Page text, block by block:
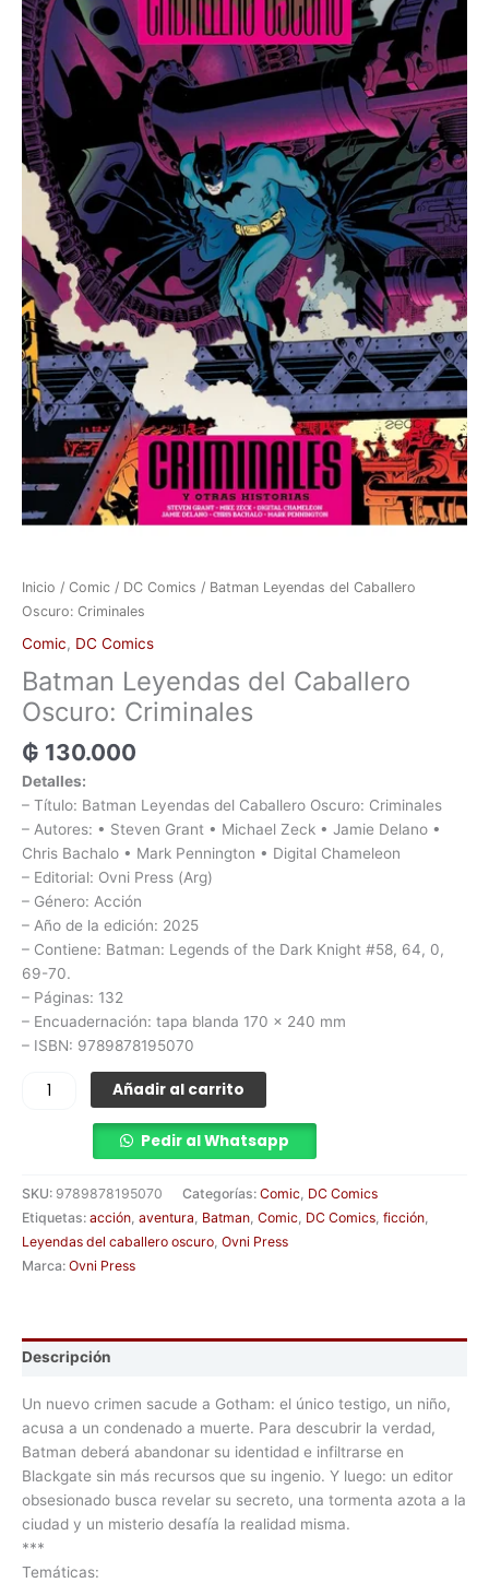
Inicio / Comic / DC Comics / Batman Leyendas del Caballero
Oscuro: Criminales
Comic, DC Comics
Batman Leyendas del Caballero
Oscuro: Criminales
₲ 130.000
Detalles:
– Título: Batman Leyendas del Caballero Oscuro: Criminales
– Autores: • Steven Grant • Michael Zeck • Jamie Delano •
Chris Bachalo • Mark Pennington • Digital Chameleon
– Editorial: Ovni Press (Arg)
– Género: Acción
– Año de la edición: 2025
– Contiene: Batman: Legends of the Dark Knight #58, 64, 0,
69-70.
– Páginas: 132
– Encuadernación: tapa blanda 170 x 240 mm
– ISBN: 9789878195070
Criminales
cantidad
Añadir al carrito
Pedir al Whatsapp
SKU: 9789878195070 Categorías: Comic DC Comics
Etiquetas: acción aventura Batman Comic DC Comics ficción
Leyendas del caballero oscuro Ovni Press
Marca: Ovni Press
Descripción
Un nuevo crimen sacude a Gotham: el único testigo, un niño,
acusa a un condenado a muerte. Para descubrir la verdad,
Batman deberá abandonar su identidad e infiltrarse en
Blackgate sin más recursos que su ingenio. Y luego: un editor
obsesionado busca revelar su secreto, una tormenta azota a la
ciudad y un misterio desafía la realidad misma.
***
Temáticas: